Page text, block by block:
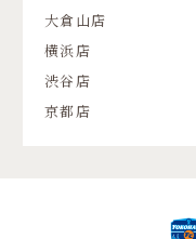
大倉山店
横浜店
渋谷店
京都店